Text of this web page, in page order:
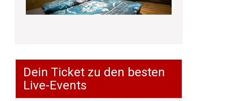
Dein Ticket zu den besten
Live-Events